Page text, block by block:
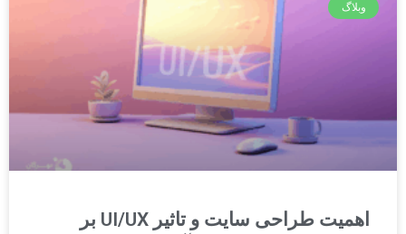
وبلاگ
اهمیت طراحی سایت و تاثیر UI/UX بر